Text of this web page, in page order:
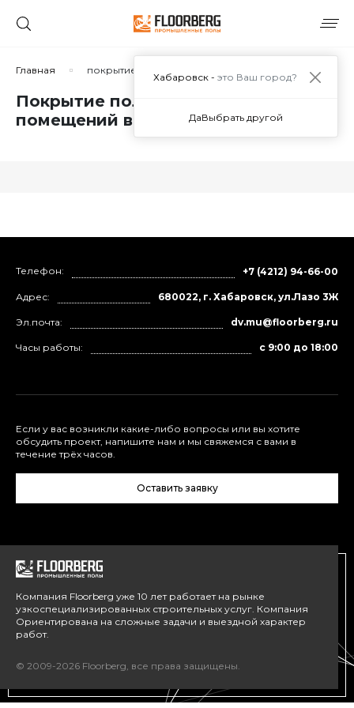
Главная покрытие пола складских помещений
Покрытие пола складских
помещений в Хабаровске
Компания Floorberg уже 10 лет работает на рынке
узкоспециализированных строительных услуг. Компания
Ориентирована на сложные задачи и выездной характер
работ.
© 2009-2026 Floorberg, все права защищены.
Телефон: +7 (4212) 94-66-00
Адрес: 680022, г. Хабаровск, ул.Лазо 3Ж
Эл.почта: dv.mu@floorberg.ru
Часы работы: с 9:00 до 18:00
Если у вас возникли какие-либо вопросы или вы хотите
обсудить проект, напишите нам и мы свяжемся с вами в
течение трёх часов.
Оставить заявку
Хабаровск - это Ваш город?
ДаВыбрать другой